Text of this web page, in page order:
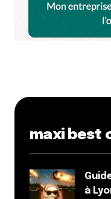
maxi best
à